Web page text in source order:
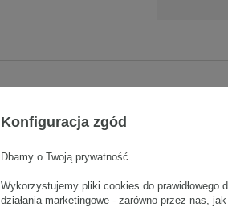
•
•
Konfiguracja zgód
Dbamy o Twoją prywatność
Wykorzystujemy pliki cookies do prawidłowego
działania marketingowe - zarówno przez nas,